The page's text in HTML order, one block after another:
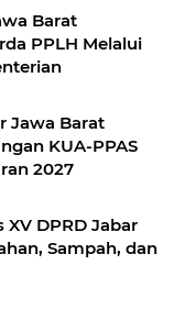
Barat
PPLH Melalui
Jawa Barat
KUA-PPAS
2027
Sampah, dan